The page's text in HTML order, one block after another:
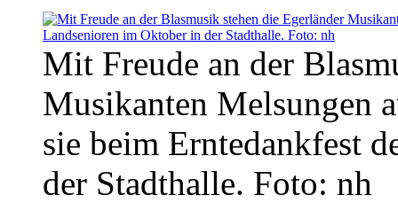
Mit Freude an der
Musikanten Melsungen
sie beim Erntedankfest
der Stadthalle. Foto: nh